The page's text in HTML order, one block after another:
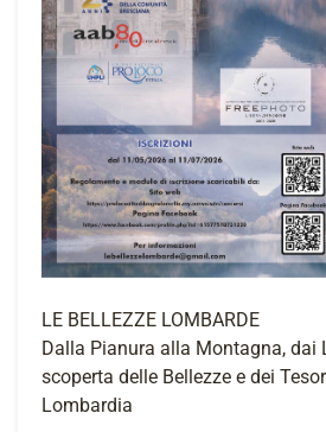
LE BELLEZZE LOMBARDE
Dalla Pianura alla Montagna, dai
scoperta delle Bellezze e dei
Lombardia